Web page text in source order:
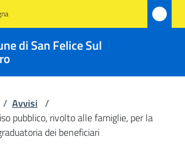
di San Felice Sul
/ Avvisi /
pubblico, rivolto alle famiglie, per la
dei beneficiari